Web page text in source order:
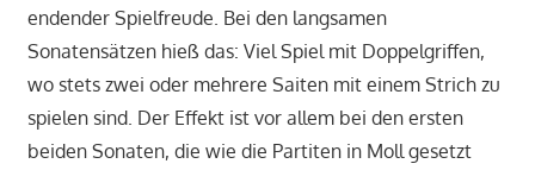
endender Spielfreude. Bei den langsamen
Sonatensätzen hieß das: Viel Spiel mit Doppelgriffen,
wo stets zwei oder mehrere Saiten mit einem Strich zu
spielen sind. Der Effekt ist vor allem bei den ersten
beiden Sonaten, die wie die Partiten in Moll gesetzt